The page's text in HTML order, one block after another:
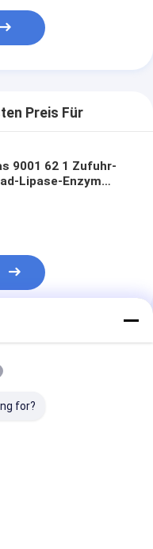
Preis Für
9001 62 1 Zufuhr-
Lipase-Enzym
for?